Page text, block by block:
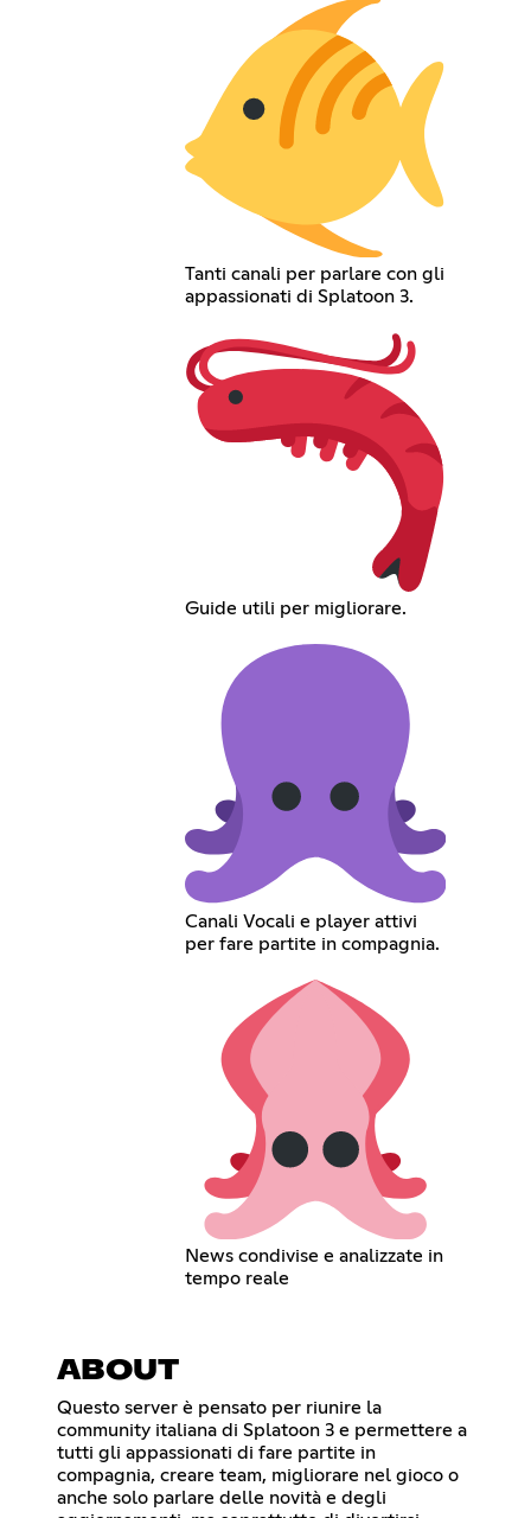
Tanti canali per parlare con gli
appassionati di Splatoon 3.
Guide utili per migliorare.
Canali Vocali e player attivi
per fare partite in compagnia.
News condivise e analizzate in
tempo reale
ABOUT
Questo server è pensato per riunire la
community italiana di Splatoon 3 e permettere a
tutti gli appassionati di fare partite in
compagnia, creare team, migliorare nel gioco o
anche solo parlare delle novità e degli